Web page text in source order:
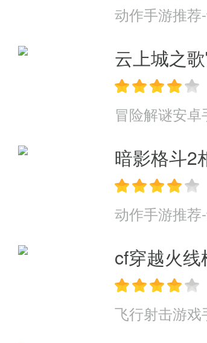
动作手游推
云上城之
冒险解谜安
暗影格斗2
动作手游推
cf穿越火
飞行射击游